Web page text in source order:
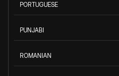
PORTUGUESE
PUNJABI
ROMANIAN